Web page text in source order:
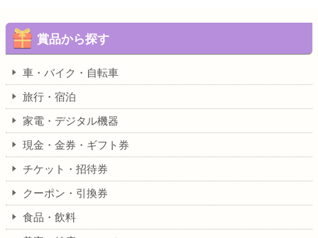
賞品から探す
車・バイク・自転車
旅行・宿泊
家電・デジタル機器
現金・金券・ギフト券
チケット・招待券
クーポン・引換券
食品・飲料